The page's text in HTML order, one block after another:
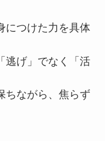
につけた力を具体
逃げ」でなく「活
ちながら、焦らず